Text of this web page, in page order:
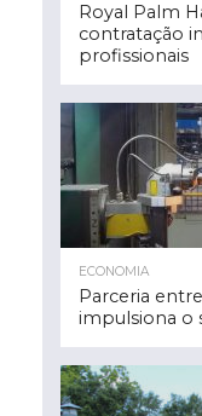
Royal Palm
contratação
profissionais
ECONOMIA
Parceria
impulsiona o